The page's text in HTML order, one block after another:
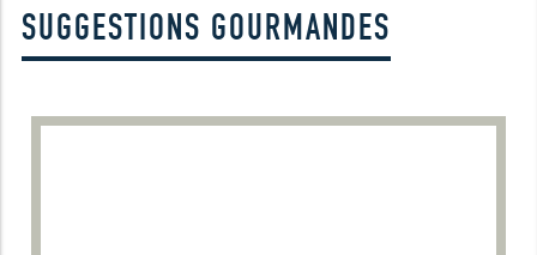
SUGGESTIONS GOURMANDES